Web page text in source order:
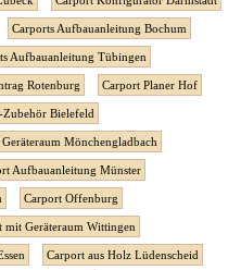
Carports Aufbauanleitung Bochum
Aufbauanleitung Tübingen
Rotenburg Carport Planer Hof
Zubehör Bielefeld
Mönchengladbach
Aufbauanleitung Münster
Carport Offenburg
mit Geräteraum Wittingen
Carport aus Holz Lüdenscheid